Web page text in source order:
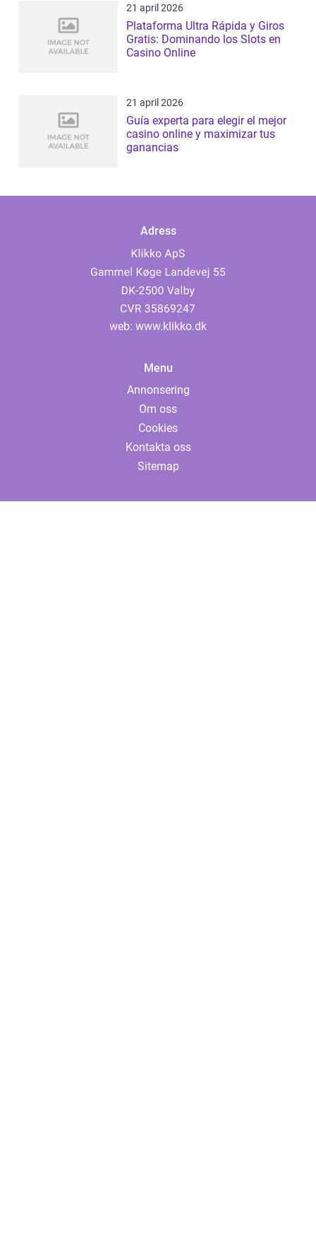
21 april 2026
Plataforma Ultra Rápida y Giros
Gratis: Dominando los Slots en
Casino Online
21 april 2026
Guía experta para elegir el mejor
casino online y maximizar tus
ganancias
Adress
web: www.klikko.dk
Menu
Annonsering
Om oss
Cookies
Kontakta oss
Sitemap